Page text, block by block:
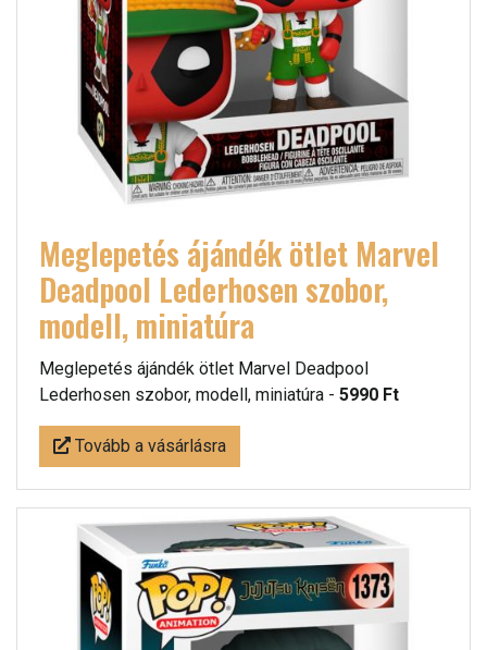
Meglepetés ájándék ötlet Marvel
Deadpool Lederhosen szobor,
modell, miniatúra
Meglepetés ájándék ötlet Marvel Deadpool
Lederhosen szobor, modell, miniatúra - 5990 Ft
Tovább a vásárlásra